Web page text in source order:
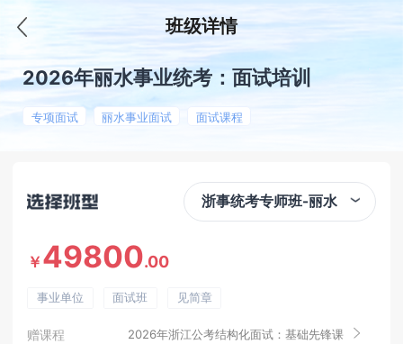
班级详情
2026年丽水事业统考：面试培训
专项面试 丽水事业面试 面试课程
浙事统考专师班-丽水
￥ 49800.00
事业单位 面试班 见简章
赠课程 2026年浙江公考结构化面试：基础先锋课